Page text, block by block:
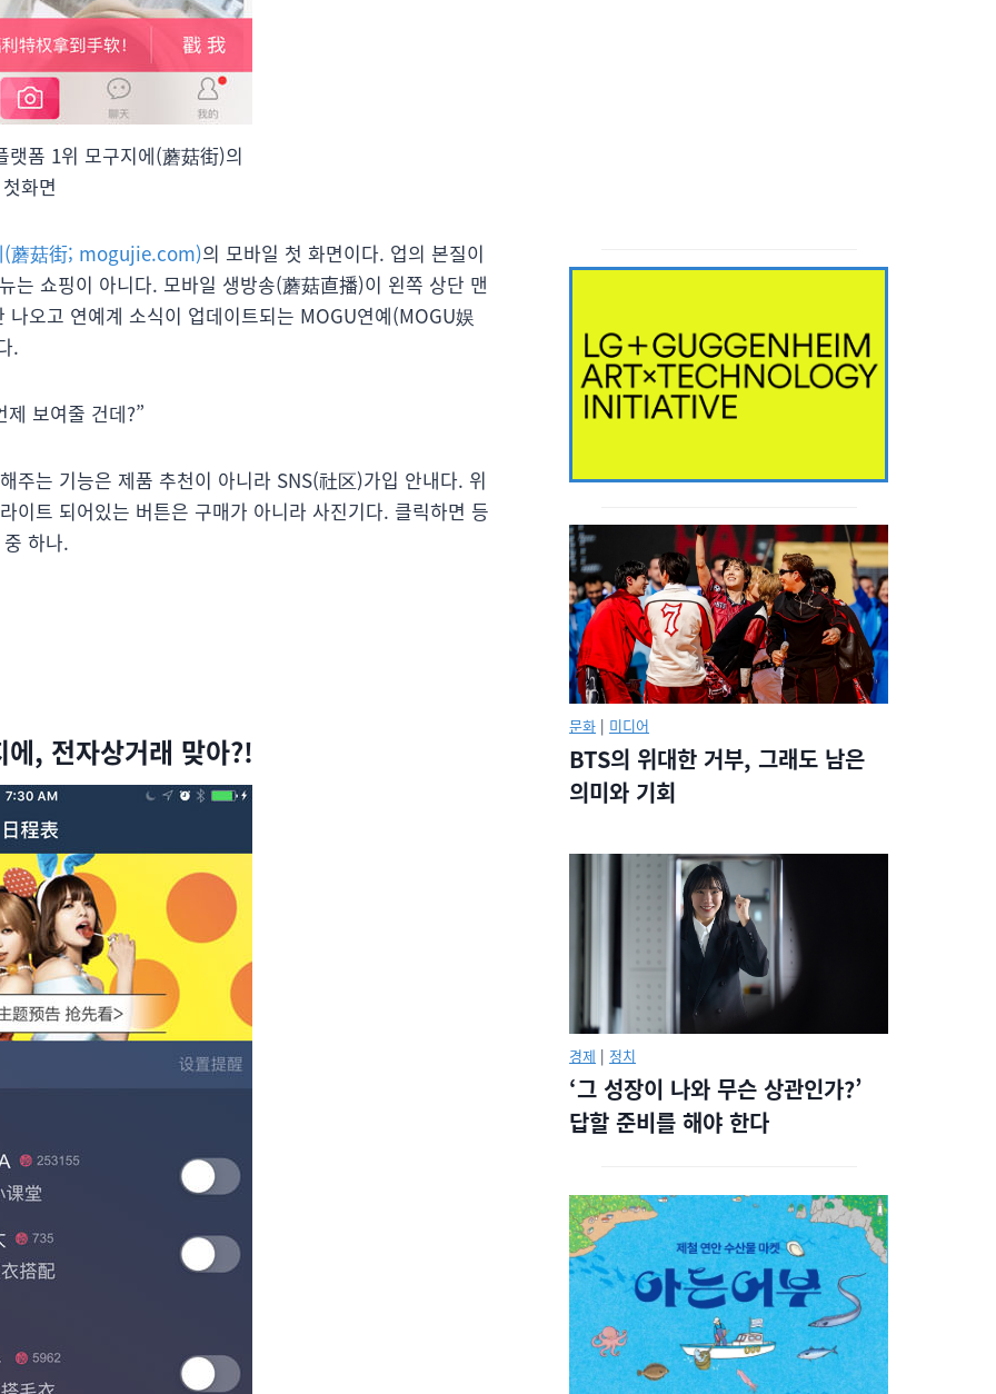
랫폼 1위 모구지에(蘑菇街)의
첫화면
(蘑菇街; mogujie.com)의 모바일 첫 화면이다. 업의 본질이
는 쇼핑이 아니다. 모바일 생방송(蘑菇直播)이 왼쪽 상단 맨
오고 연예계 소식이 업데이트되는 MOGU연예(MOGU娱
.
보여줄 건데?”
주는 기능은 제품 추천이 아니라 SNS(社区)가입 안내다. 위
이트 되어있는 버튼은 구매가 아니라 사진기다. 클릭하면 등
하나.
, 전자상거래 맞아?!
문화 | 미디어
BTS의 위대한 거부, 그래도 남은
의미와 기회
경제 | 정치
‘그 성장이 나와 무슨 상관인가?’
답할 준비를 해야 한다